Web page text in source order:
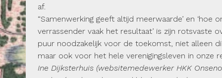
af.
“Samenwerking geeft altijd meerwaarde’ en ‘hoe
verrassender vaak het resultaat’ is zijn rotsvaste
puur noodzakelijk voor de toekomst, niet alleen
maar ook voor het hele verenigingsleven in onze
Ine Dijksterhuis (websitemedewerker HKK